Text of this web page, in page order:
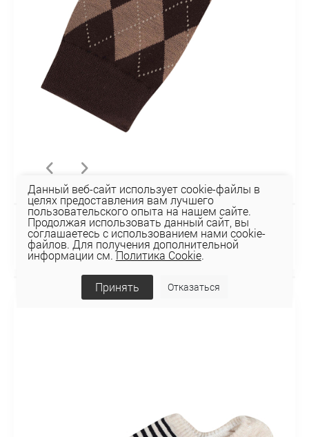
Носки SS1-2313
6,37 руб
Данный веб-сайт использует cookie-файлы в
целях предоставления вам лучшего
пользовательского опыта на нашем сайте.
Продолжая использовать данный сайт, вы
соглашаетесь с использованием нами cookie-
файлов. Для получения дополнительной
информации см.Политика Cookie.
Принять Отказаться